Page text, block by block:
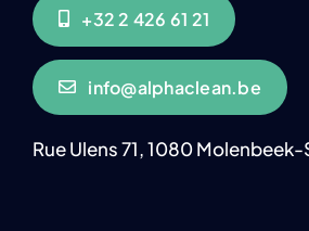
+32 2 426 61 21
info@alphaclean.be
Rue Ulens 71, 1080